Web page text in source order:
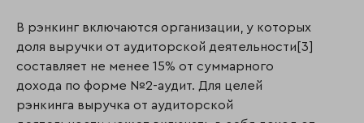
В рэнкинг включаются организации, у которых
доля выручки от аудиторской деятельности[3]
составляет не менее 15% от суммарного
дохода по форме №2-аудит. Для целей
рэнкинга выручка от аудиторской